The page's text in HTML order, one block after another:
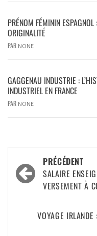
PRÉNOM FÉMININ
ORIGINALITÉ
PAR NONE
GAGGENAU INDUSTRIE :
INDUSTRIEL EN FRANCE
PAR NONE
PRÉCÉDENT
SALAIRE
VERSEMENT À
VOYAGE